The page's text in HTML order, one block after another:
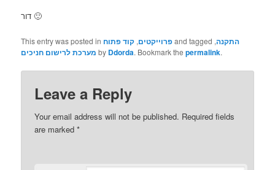
דור 🙂
This entry was posted in פרוייקטים, קוד פתוח and tagged התקנה,
מערכת לרישום חניכים by Ddorda. Bookmark thepermalink.
Leave a Reply
Your email address will not be published. Required fields
are marked*